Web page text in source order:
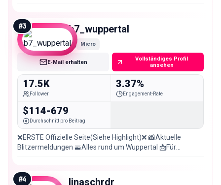
#3 b7_wuppertal
Micro
E-Mail erhalten
Vollständiges Profil
ansehen
17.5K
Follower
3.37%
Engagement-Rate
$114-679
Durchschnitt pro Beitrag
❌ERSTE Offizielle Seite(Siehe Highlight)❌ 📸Aktuelle
Blitzermeldungen 🚟Alles rund um Wuppertal 📩Für
#4 linaschrdr